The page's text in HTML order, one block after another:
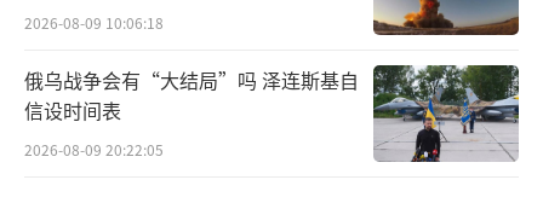
2026-08-09 10:06:18
俄乌战争会有“大结局”吗 泽连斯基自
信设时间表
2026-08-09 20:22:05